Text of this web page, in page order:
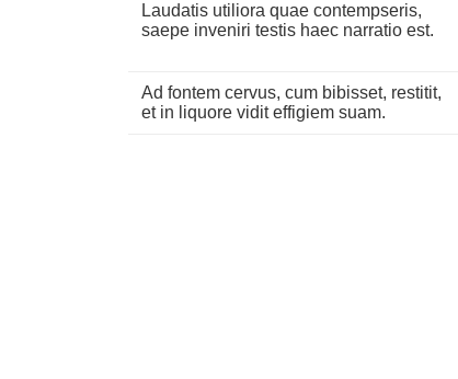
Laudatis utiliora quae contempseris,
saepe inveniri testis haec narratio est.
Ad fontem cervus, cum bibisset, restitit,
et in liquore vidit effigiem suam.